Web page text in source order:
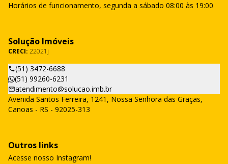
Horários de funcionamento, segunda a sábado 08:00 às 19:00
Solução Imóveis
CRECI: 22021j
(51) 3472-6688
(51) 99260-6231
atendimento@solucao.imb.br
Avenida Santos Ferreira, 1241, Nossa Senhora das Graças,
Canoas - RS - 92025-313
Outros links
Acesse nosso Instagram!